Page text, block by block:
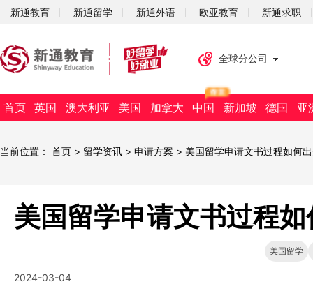
新通教育 新通留学 新通外语 欧亚教育 新通求职
全球分公司
首页 英国 澳大利亚 美国 加拿大 中国 新加坡 德国 亚
当前位置： 首页 > 留学资讯 > 申请方案 > 美国留学申请文书过程如何
美国留学申请文书过程
美国留学
2024-03-04